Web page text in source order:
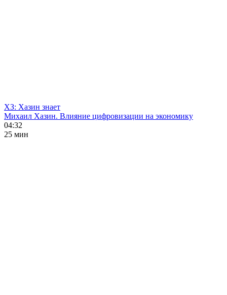
ХЗ: Хазин знает
Михаил Хазин. Влияние цифровизации на экономику
04:32
25 мин